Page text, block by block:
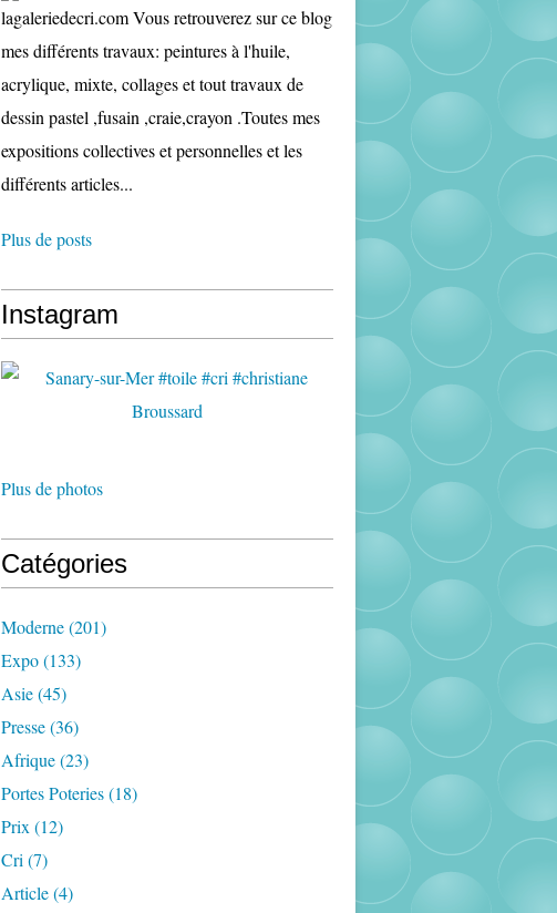
lagaleriedecri.com Vous retrouverez sur ce blog
mes différents travaux: peintures à l'huile,
acrylique, mixte, collages et tout travaux de
dessin pastel ,fusain ,craie,crayon .Toutes mes
expositions collectives et personnelles et les
différents articles...
Plus de posts
Instagram
Plus de photos
Catégories
Moderne(201)
Expo(133)
Asie(45)
Presse(36)
Afrique(23)
Portes Poteries(18)
Prix (12)
Cri (7)
Article(4)